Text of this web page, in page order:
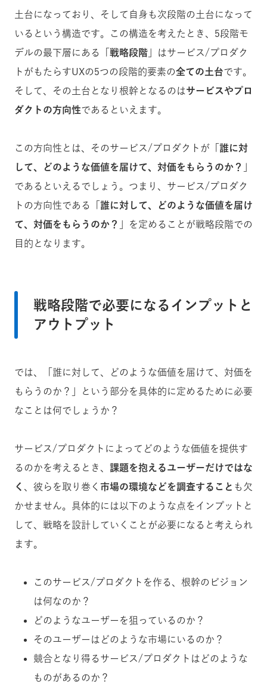
土台になっており、そして自身も次段階の土台になって
いるという構造です。この構造を考えたとき、5段階モ
デルの最下層にある「 戦略段階 」はサービス/プロダク
トがもたらすUXの5つの段階的要素の全ての土台です。
そして、その土台となり根幹となるのはサービスやプロ
ダクトの方向性であるといえます。
この方向性とは、そのサービス/プロダクトが「 誰に対
して、どのような価値を届けて、対価をもらうのか？
であるといえるでしょう。つまり、サービス/プロダク
トの方向性である「 誰に対して、どのような価値を届け
て、対価をもらうのか？
」を定めることが戦略段階での
目的となります。
戦略段階で必要になるインプットと
アウトプット
では、「誰に対して、どのような価値を届けて、対価を
もらうのか？」という部分を具体的に定めるために必要
なことは何でしょうか？
サービス/プロダクトによってどのような価値を提供す
るのかを考えるとき、 課題を抱えるユーザーだけではな
く
、彼らを取り巻く 市場の環境などを調査すること も欠
かせません。具体的には以下のような点をインプットと
して、戦略を設計していくことが必要になると考えられ
ます。
このサービス/プロダクトを作る、根幹のビジョン
は何なのか？
どのようなユーザーを狙っているのか？
そのユーザーはどのような市場にいるのか？
競合となり得るサービス/プロダクトはどのような
ものがあるのか？